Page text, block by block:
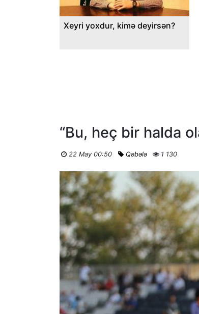
Xeyri yoxdur, kimə deyirsən?
“Bu, heç bir halda
22 May 00:50 Qəbələ 1 130